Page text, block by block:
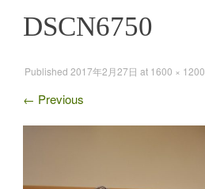
content
DSCN6750
Published 2017年2月27日 at 1600 × 1200
← Previous